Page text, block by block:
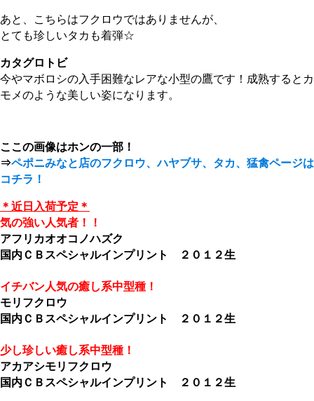
あと、こちらはフクロウではありませんが、
とても珍しいタカも着弾☆
カタグロトビ
今やマボロシの入手困難なレアな小型の鷹です！成熟するとカ
モメのような美しい姿になります。
ここの画像はホンの一部！
⇒ペポニみなと店のフクロウ、ハヤブサ、タカ、猛禽ページは
コチラ！
＊近日入荷予定＊
気の強い人気者！！
アフリカオオコノハズク
国内ＣＢスペシャルインプリント ２０１２生
イチバン人気の癒し系中型種！
モリフクロウ
国内ＣＢスペシャルインプリント ２０１２生
少し珍しい癒し系中型種！
アカアシモリフクロウ
国内ＣＢスペシャルインプリント ２０１２生